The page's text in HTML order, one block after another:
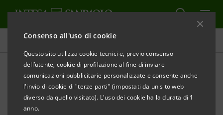
Consenso all'uso di cookie
Questo sito utilizza cookie tecnici e, previo consenso
dell’utente, cookie di profilazione al fine di inviare
comunicazioni pubblicitarie personalizzate e consente anche
l'invio di cookie di "terze parti" (impostati da un sito web
diverso da quello visitato). L'uso dei cookie ha la durata di 1
anno.
Comunicati stampa
STAMPA AGGIORNA
INTESA SANPAOLO: MONITOR DEI DISTRETTI
INDUSTRIALI TRIVENETI AL TERZO TRIMESTRE 2021.
EXPORT +8,7%, CON PIU’ DI 9 MLD DI EXPORT E’ IL